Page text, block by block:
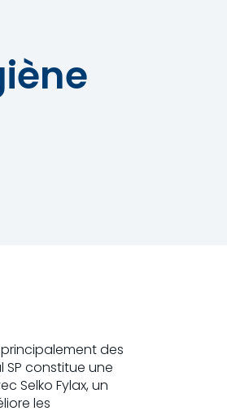
des
SP constitue une
Selko Fylax, un
les